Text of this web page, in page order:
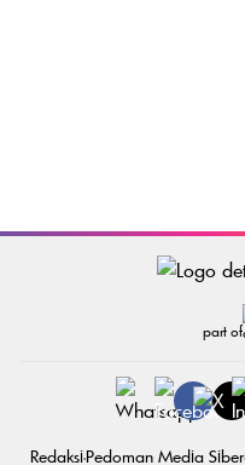
part of
RedaksiPedoman Media Siber